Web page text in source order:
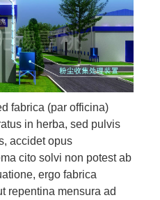
fabrica (par officina)
in herba, sed pulvis
accidet opus
cito solvi non potest ab
ergo fabrica
repentina mensura ad